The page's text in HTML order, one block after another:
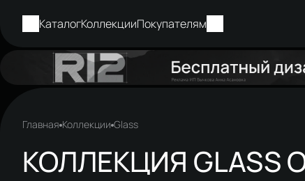
КаталогКоллекцииПокупателям
Главная Коллекции Glass
КОЛЛЕКЦИЯ GLASS